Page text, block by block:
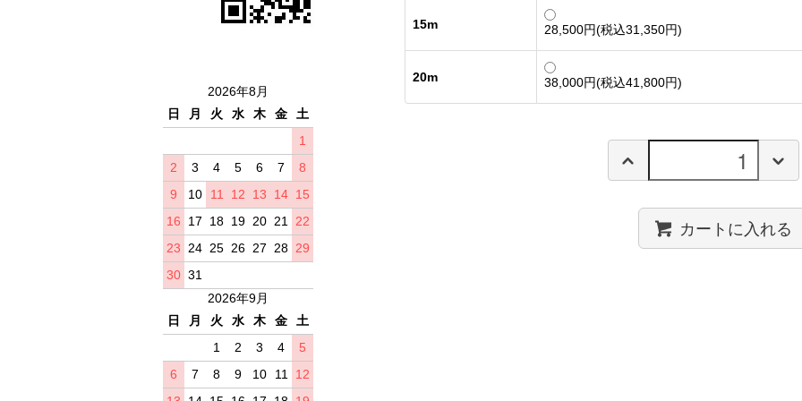
15m 28,500円(税込31,350円)
20m 38,000円(税込41,800円)
カートに入れる
2026年8月
日
月 火 水 木 金
土
1
2
3 4 5 6 7
8
9
10 11 12 13 14 15
16
17 18 19 20 21
22
23
24 25 26 27 28 29
30 31
2026年9月
日
月 火 水 木 金
土
1
2 3 4
5
6
7 8 9 10 11
12